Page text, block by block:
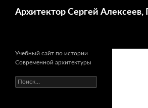
Архитектор Сергей
Учебный сайт по истории
Современной архитектуры
Найти: